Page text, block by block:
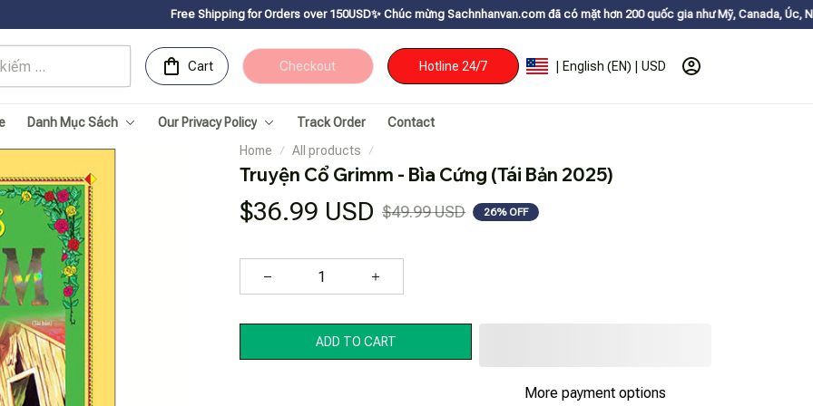
Free Shipping for Orders over 150USDㅤ✨ Chúc mừng Sachnhanvan.com đã có mặt hơn 200 quốc gia như Mỹ, Canada, Úc, Nhật, Hàn, và
Cart Checkout Hotline 24/7 | English (EN) | USD
Danh Mục Sách Our Privacy Policy Track Order
Contact
Home
All products
Truyện Cổ Grimm - Bìa Cứng (Tái Bản 2025)
$36.99 USD $49.99 USD 26% OFF
ADD TO CART
More payment options